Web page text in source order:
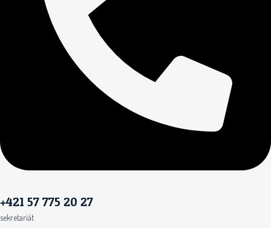
+421 57 775 20 27
sekretariát